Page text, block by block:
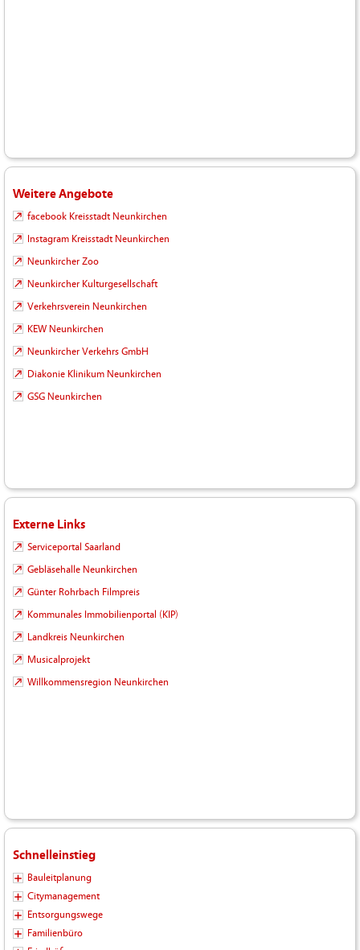
Weitere Angebote
facebook Kreisstadt Neunkirchen
Instagram Kreisstadt Neunkirchen
Neunkircher Zoo
Neunkircher Kulturgesellschaft
Verkehrsverein Neunkirchen
KEW Neunkirchen
Neunkircher Verkehrs GmbH
Diakonie Klinikum Neunkirchen
GSG Neunkirchen
Externe Links
Serviceportal Saarland
Gebläsehalle Neunkirchen
Günter Rohrbach Filmpreis
Kommunales Immobilienportal (KIP)
Landkreis Neunkirchen
Musicalprojekt
Willkommensregion Neunkirchen
Schnelleinstieg
Bauleitplanung
Citymanagement
Entsorgungswege
Familienbüro